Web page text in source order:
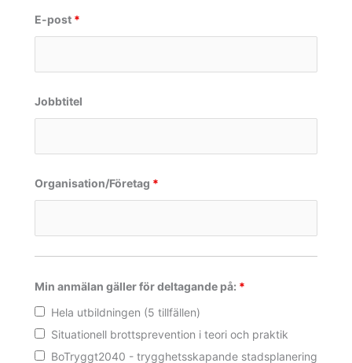
E-post *
Jobbtitel
Organisation/Företag *
Min anmälan gäller för deltagande på: *
Hela utbildningen (5 tillfällen)
Situationell brottsprevention i teori och praktik
BoTryggt2040 - trygghetsskapande stadsplanering